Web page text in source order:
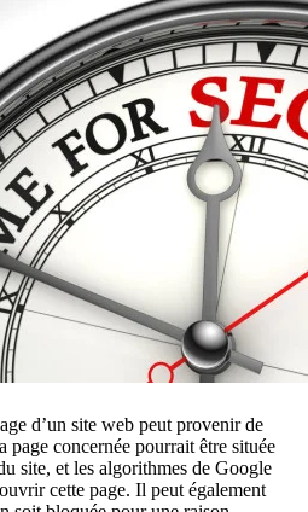
d’un site web peut provenir de
page concernée pourrait être située
site, et les algorithmes de Google
cette page. Il peut également